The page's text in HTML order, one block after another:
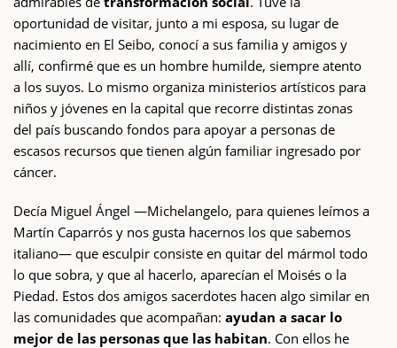
oportunidad de visitar, junto a mi esposa, su lugar de
nacimiento en El Seibo, conocí a sus familia y amigos y
allí, confirmé que es un hombre humilde, siempre atento
a los suyos. Lo mismo organiza ministerios artísticos para
niños y jóvenes en la capital que recorre distintas zonas
del país buscando fondos para apoyar a personas de
escasos recursos que tienen algún familiar ingresado por
cáncer.
Decía Miguel Ángel —Michelangelo, para quienes leímos a
Martín Caparrós y nos gusta hacernos los que sabemos
italiano— que esculpir consiste en quitar del mármol todo
lo que sobra, y que al hacerlo, aparecían el Moisés o la
Piedad. Estos dos amigos sacerdotes hacen algo similar en
las comunidades que acompañan: ayudan a sacar lo
mejor de las personas que las habitan. Con ellos he